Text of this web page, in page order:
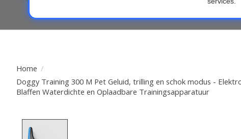
Home /
Doggy Training 300 M Pet Geluid, trilling en schok modus -
Blaffen Waterdichte en Oplaadbare Trainingsapparatuur